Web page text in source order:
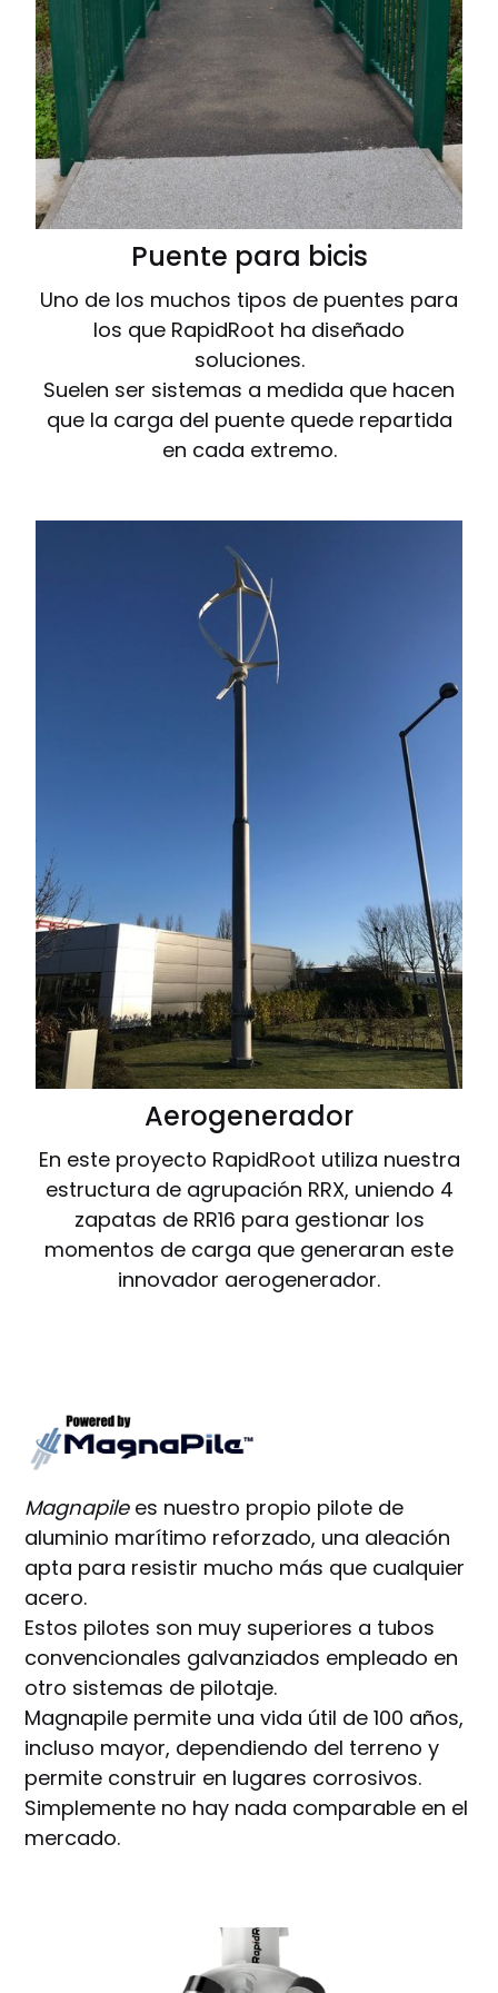
Puente para bicis
Uno de los muchos tipos de puentes para
los que RapidRoot ha diseñado
soluciones.
Suelen ser sistemas a medida que hacen
que la carga del puente quede repartida
en cada extremo.
Aerogenerador
En este proyecto RapidRoot utiliza nuestra
estructura de agrupación RRX, uniendo 4
zapatas de RR16 para gestionar los
momentos de carga que generaran este
innovador aerogenerador.
Magnapilees nuestro propio pilote de
aluminio marítimo reforzado, una aleación
apta para resistir mucho más que cualquier
acero.
Estos pilotes son muy superiores a tubos
convencionales galvanziados empleado en
otro sistemas de pilotaje.
Magnapile permite una vida útil de 100 años,
incluso mayor, dependiendo del terreno y
permite construir en lugares corrosivos.
Simplemente no hay nada comparable en el
mercado.